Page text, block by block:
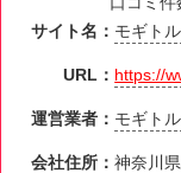
サイト名： モギト
URL： https://
運営業者： モギト
会社住所：神奈川